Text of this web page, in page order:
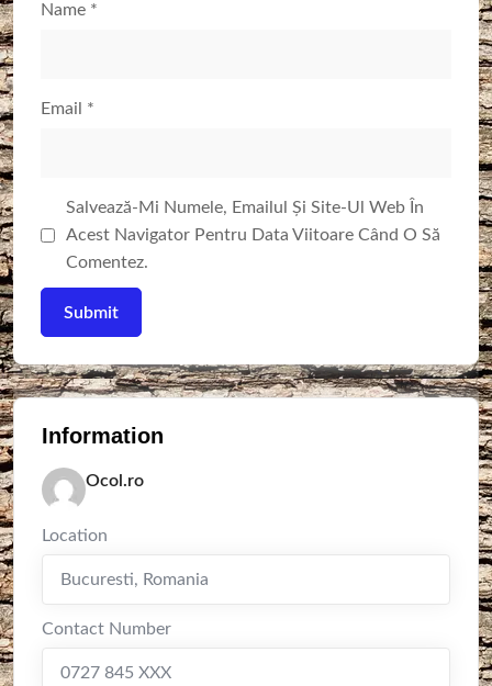
Name *
Email *
Salvează-Mi Numele, Emailul Și Site-Ul Web În
Acest Navigator Pentru Data Viitoare Când O Să
Comentez.
Information
Ocol.ro
Location
Bucuresti, Romania
Contact Number
0727 845 XXX